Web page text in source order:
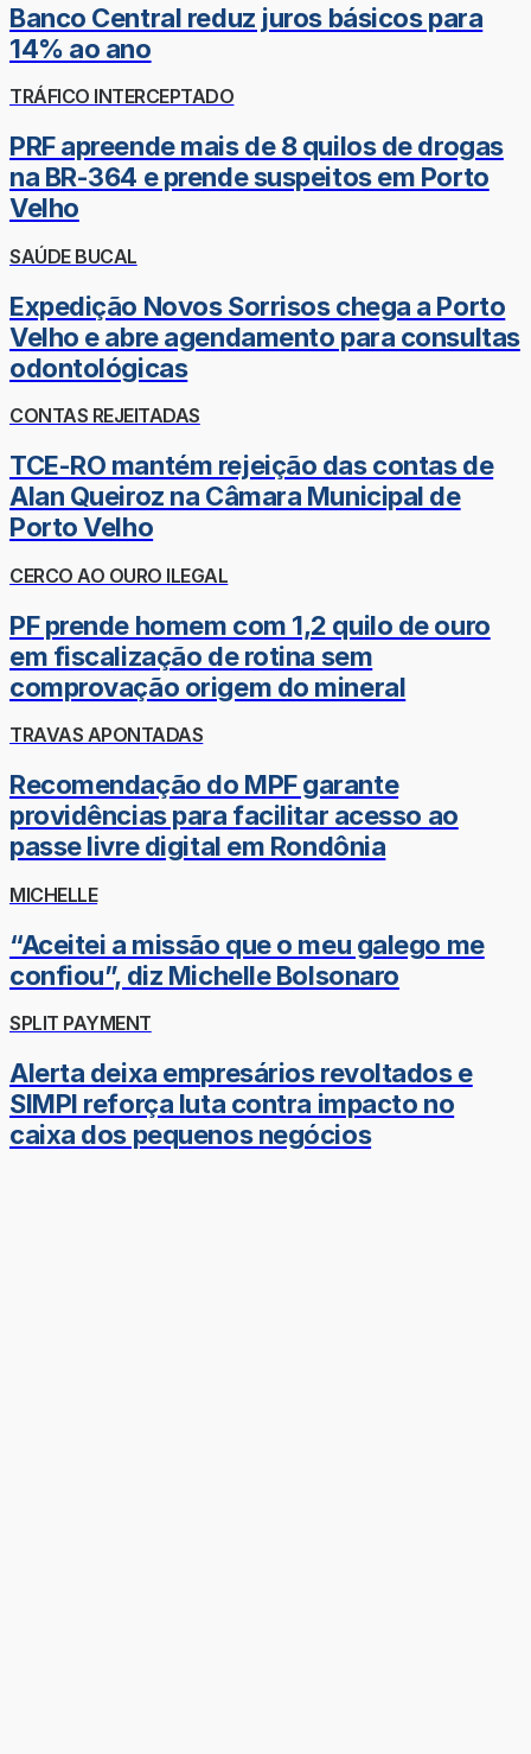
Banco Central reduz juros básicos para
14% ao ano
TRÁFICO INTERCEPTADO
PRF apreende mais de 8 quilos de drogas
na BR-364 e prende suspeitos em Porto
Velho
SAÚDE BUCAL
Expedição Novos Sorrisos chega a Porto
Velho e abre agendamento para consultas
odontológicas
CONTAS REJEITADAS
TCE-RO mantém rejeição das contas de
Alan Queiroz na Câmara Municipal de
Porto Velho
CERCO AO OURO ILEGAL
PF prende homem com 1,2 quilo de ouro
em fiscalização de rotina sem
comprovação origem do mineral
TRAVAS APONTADAS
Recomendação do MPF garante
providências para facilitar acesso ao
passe livre digital em Rondônia
MICHELLE
“Aceitei a missão que o meu galego me
confiou”, diz Michelle Bolsonaro
SPLIT PAYMENT
Alerta deixa empresários revoltados e
SIMPI reforça luta contra impacto no
caixa dos pequenos negócios